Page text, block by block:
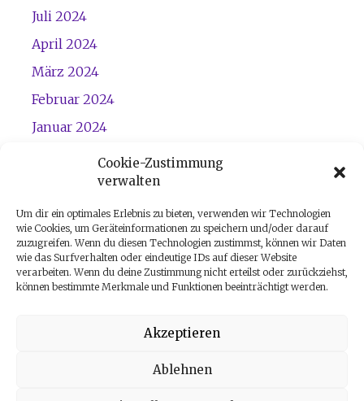
Cookie-Zustimmung
verwalten
Um dir ein optimales Erlebnis zu bieten, verwenden wir Technologien
wie Cookies, um Geräteinformationen zu speichern und/oder darauf
zuzugreifen. Wenn du diesen Technologien zustimmst, können wir Daten
wie das Surfverhalten oder eindeutige IDs auf dieser Website
verarbeiten. Wenn du deine Zustimmung nicht erteilst oder zurückziehst,
können bestimmte Merkmale und Funktionen beeinträchtigt werden.
Akzeptieren
Ablehnen
Juli 2024
April 2024
März 2024
Februar 2024
Januar 2024
Dezember 2023
November 2023
Impressum|Datenschutz